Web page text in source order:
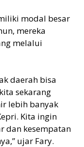
modal besar
mereka
melalui
daerah bisa
sekarang
lebih banyak
Kita ingin
dan kesempatan
ujar Fary.